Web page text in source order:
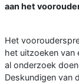
aan het
Het
het uitzoeken van
al onderzoek
Deskundigen van